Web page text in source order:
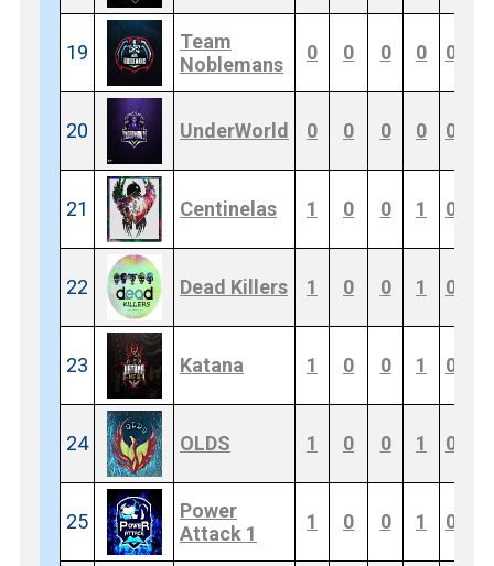
19
Team
Noblemans
0 0 0 0 0
20 UnderWorld 0 0 0 0 0
21 Centinelas 1 0 0 1 0
22 Dead Killers 1 0 0 1 0
23 Katana 1 0 0 1 0
24 OLDS 1 0 0 1 0
25
Power
Attack 1
1 0 0 1 0